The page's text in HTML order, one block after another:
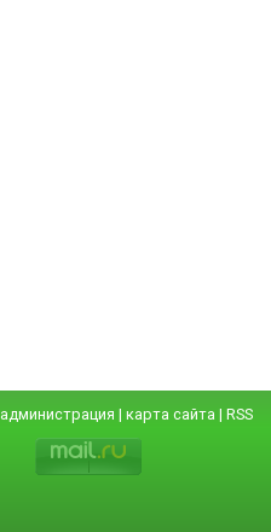
администрация | карта сайта | RSS